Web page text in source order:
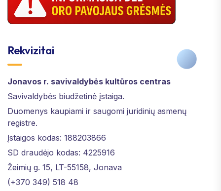
Rekvizitai
Jonavos r. savivaldybės kultūros centras
Savivaldybės biudžetinė įstaiga.
Duomenys kaupiami ir saugomi juridinių asmenų
registre.
Įstaigos kodas: 188203866
SD draudėjo kodas: 4225916
Žeimių g. 15, LT-55158, Jonava
(+370 349) 518 48